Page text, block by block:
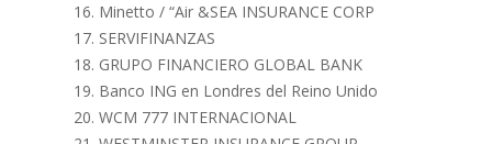
Minetto / “Air &SEA INSURANCE CORP
SERVIFINANZAS
GRUPO FINANCIERO GLOBAL BANK
Banco ING en Londres del Reino Unido
WCM 777 INTERNACIONAL